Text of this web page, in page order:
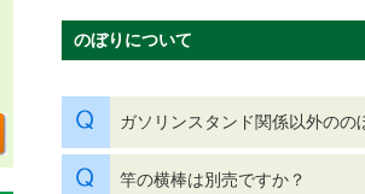
のぼりについて
ガソリンスタンド関係以外のの
竿の横棒は別売ですか？